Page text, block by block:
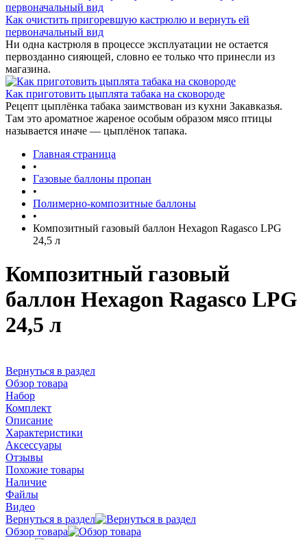
Как очистить пригоревшую кастрюлю и вернуть ей
первоначальный вид
Ни одна кастрюля в процессе эксплуатации не остается
первозданно сияющей, словно ее только что принесли из
магазина.
Как приготовить цыплята табака на сковороде
Рецепт цыплёнка табака заимствован из кухни Закавказья.
Там это ароматное жареное особым образом мясо птицы
называется иначе — цыплёнок тапака.
Главная страница
•
Газовые баллоны пропан
•
Полимерно-композитные баллоны
•
Композитный газовый баллон Hexagon Ragasco LPG
24,5 л
Композитный газовый
баллон Hexagon Ragasco LPG
24,5 л
Вернуться в раздел
Обзор товара
Набор
Комплект
Описание
Характеристики
Аксессуары
Отзывы
Похожие товары
Наличие
Файлы
Видео
Вернуться в раздел
Обзор товара